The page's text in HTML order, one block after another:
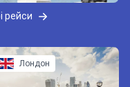
рейси
Лондон